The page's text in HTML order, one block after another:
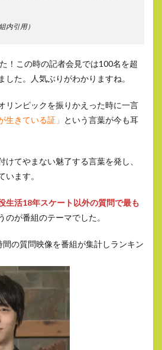
内引用）
！この時の記者会見では100名を超
した。人気ぶりがわかりますね。
リンピックを振りかえった時に一言
生きている証」 という言葉が今も耳
けてやまない魅了する言葉を発し、
います。
役生活18年スケート以外の質問で最も
のが番組のテーマでした。
の質問映像を番組が集計しランキン